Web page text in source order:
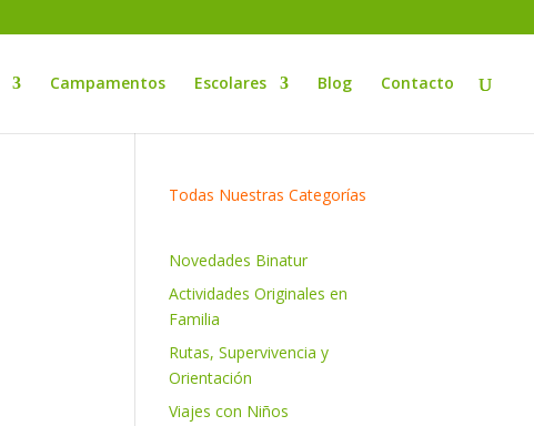
Campamentos Escolares Blog Contacto
Todas Nuestras Categorías
Novedades Binatur
Actividades Originales en
Familia
Rutas, Supervivencia y
Orientación
Viajes con Niños